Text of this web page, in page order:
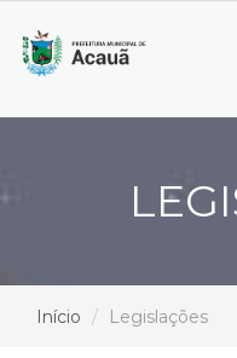
Início Legislações